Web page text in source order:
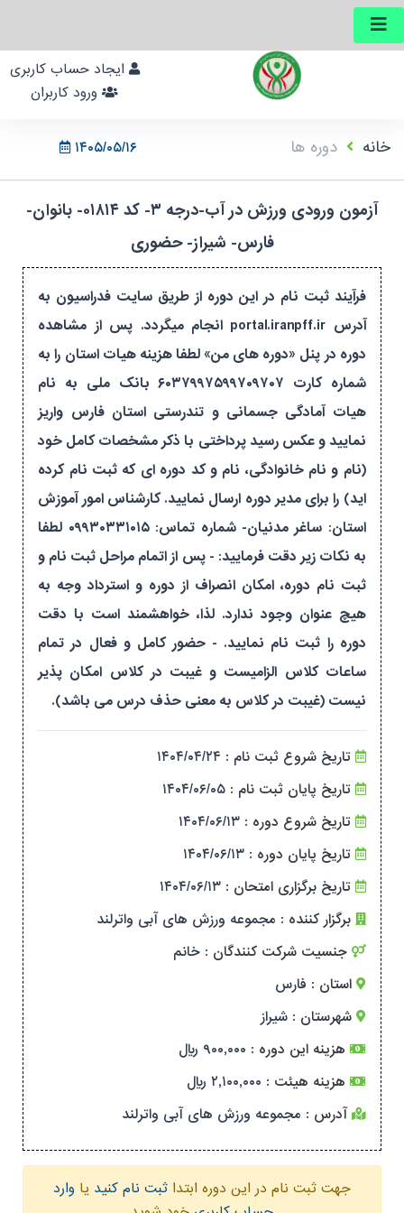
۱۴۰۵/۰۵/۱۶ خانه دوره ها
آزمون ورودی ورزش در آب-درجه ۳- کد ۰۱۸۱۴- بانوان-
فارس- شیراز- حضوری
فرآیند ثبت نام در این دوره از طریق سایت فدراسیون به
آدرس portal.iranpff.ir انجام میگردد. پس از مشاهده
دوره در پنل «دوره های من» لطفا هزینه هیات استان را به
شماره کارت ۶۰۳۷۹۹۷۵۹۹۷۰۹۷۰۷ بانک ملی به نام
هیات آمادگی جسمانی و تندرستی استان فارس واریز
نمایید و عکس رسید پرداختی با ذکر مشخصات کامل خود
(نام و نام خانوادگی، نام و کد دوره ای که ثبت نام کرده
اید) را برای مدیر دوره ارسال نمایید. کارشناس امور آموزش
استان: ساغر مدنیان- شماره تماس: ۰۹۹۳۰۳۳۱۰۱۵ لطفا
به نکات زیر دقت فرمایید: - پس از اتمام مراحل ثبت نام و
ثبت نام دوره، امکان انصراف از دوره و استرداد وجه به
هیچ عنوان وجود ندارد. لذا، خواهشمند است با دقت
دوره را ثبت نام نمایید. - حضور کامل و فعال در تمام
ساعات کلاس الزامیست و غیبت در کلاس امکان پذیر
نیست (غیبت در کلاس به معنی حذف درس می باشد).
تاریخ شروع ثبت نام : ۱۴۰۴/۰۴/۲۴
تاریخ پایان ثبت نام : ۱۴۰۴/۰۶/۰۵
تاریخ شروع دوره : ۱۴۰۴/۰۶/۱۳
تاریخ پایان دوره : ۱۴۰۴/۰۶/۱۳
تاریخ برگزاری امتحان : ۱۴۰۴/۰۶/۱۳
برگزار کننده : مجموعه ورزش های آبی واترلند
جنسیت شرکت کنندگان : خانم
استان : فارس
شهرستان : شیراز
هزینه این دوره : ۹۰۰,۰۰۰ ریال
هزینه هیئت : ۲,۱۰۰,۰۰۰ ریال
آدرس : مجموعه ورزش های آبی واترلند
جهت ثبت نام در این دوره ابتدا ثبت نام کنید یا وارد